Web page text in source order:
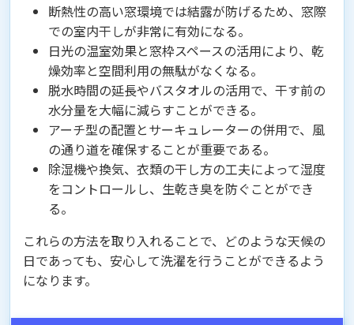
断熱性の高い窓環境では結露が防げるため、窓際
での室内干しが非常に有効になる。
日光の温室効果と窓枠スペースの活用により、乾
燥効率と空間利用の無駄がなくなる。
脱水時間の延長やバスタオルの活用で、干す前の
水分量を大幅に減らすことができる。
アーチ型の配置とサーキュレーターの併用で、風
の通り道を確保することが重要である。
除湿機や換気、衣類の干し方の工夫によって湿度
をコントロールし、生乾き臭を防ぐことができ
る。
これらの方法を取り入れることで、どのような天候の
日であっても、安心して洗濯を行うことができるよう
になります。